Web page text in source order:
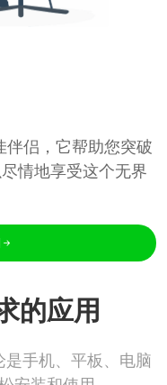
侣，它帮助您突破
情地享受这个无界
的应用
手机、平板、电脑